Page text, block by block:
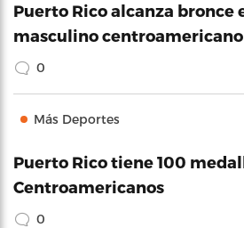
Puerto Rico alcanza bronce
masculino centroamericano
0
Más Deportes
Puerto Rico tiene 100
Centroamericanos
0